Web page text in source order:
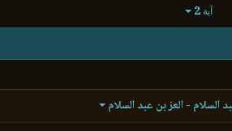
آية 2
السلام - العز بن عبد السلام